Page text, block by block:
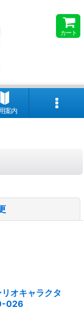
カート
案内
オキャラクタ
026